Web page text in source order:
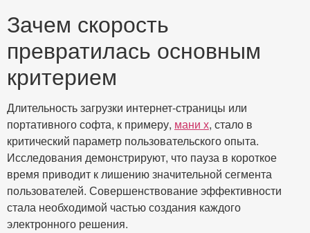
Зачем скорость
превратилась основным
критерием
Длительность загрузки интернет-страницы или
портативного софта, к примеру, мани х, стало в
критический параметр пользовательского опыта.
Исследования демонстрируют, что пауза в короткое
время приводит к лишению значительной сегмента
пользователей. Совершенствование эффективности
стала необходимой частью создания каждого
электронного решения.